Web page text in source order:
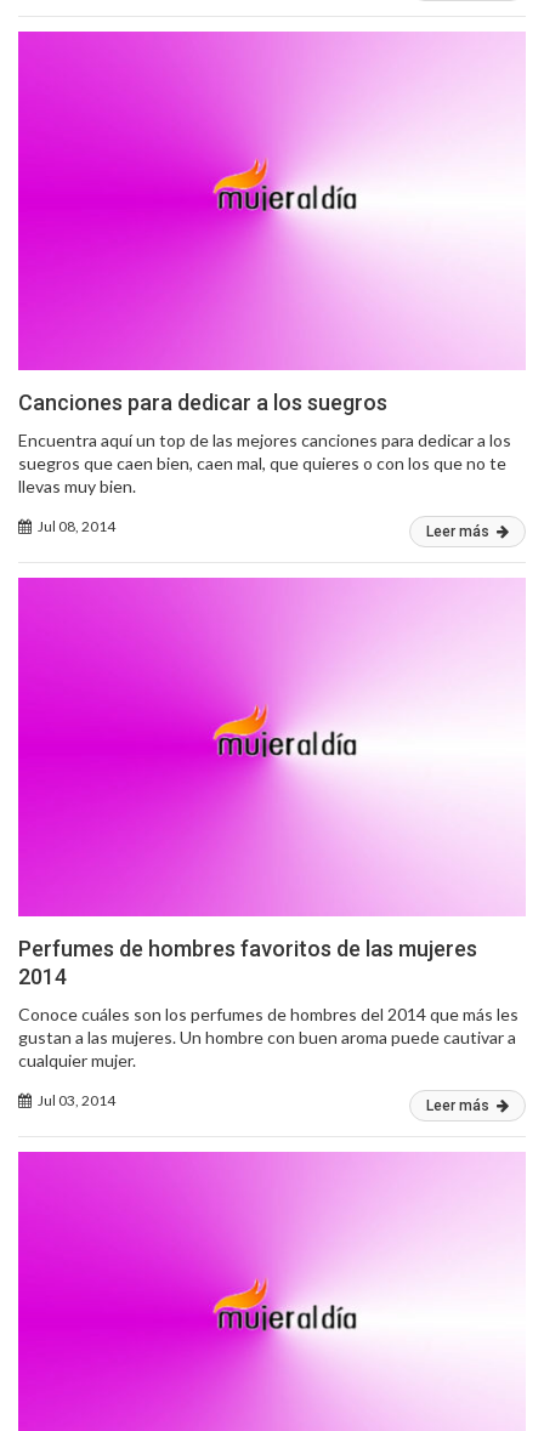
Canciones para dedicar a los suegros
Encuentra aquí un top de las mejores canciones para dedicar a los
suegros que caen bien, caen mal, que quieres o con los que no te
llevas muy bien.
Jul 08, 2014 Leer más
Perfumes de hombres favoritos de las mujeres
2014
Conoce cuáles son los perfumes de hombres del 2014 que más les
gustan a las mujeres. Un hombre con buen aroma puede cautivar a
cualquier mujer.
Jul 03, 2014 Leer más